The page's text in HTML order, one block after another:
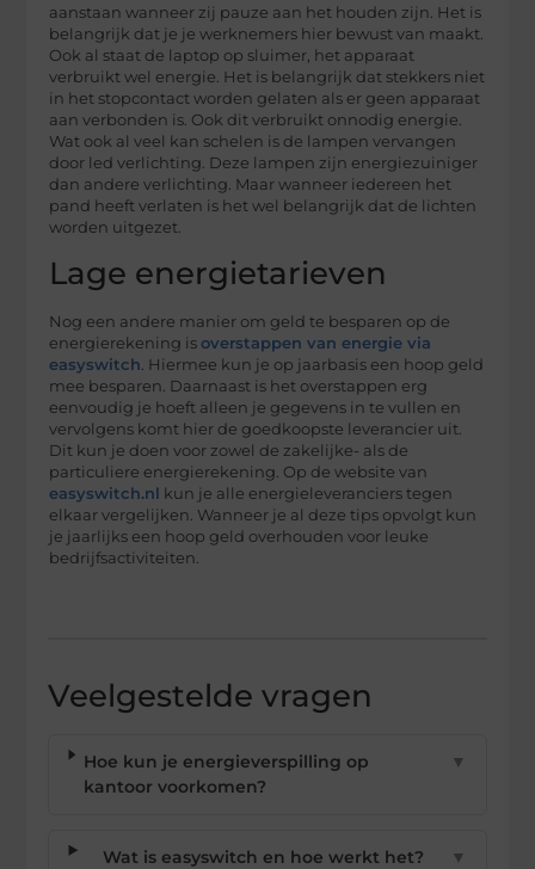
aanstaan wanneer zij pauze aan het houden zijn. Het is
belangrijk dat je je werknemers hier bewust van maakt.
Ook al staat de laptop op sluimer, het apparaat
verbruikt wel energie. Het is belangrijk dat stekkers niet
in het stopcontact worden gelaten als er geen apparaat
aan verbonden is. Ook dit verbruikt onnodig energie.
Wat ook al veel kan schelen is de lampen vervangen
door led verlichting. Deze lampen zijn energiezuiniger
dan andere verlichting. Maar wanneer iedereen het
pand heeft verlaten is het wel belangrijk dat de lichten
worden uitgezet.
Lage energietarieven
Nog een andere manier om geld te besparen op de
energierekening isoverstappen van energie via
easyswitch. Hiermee kun je op jaarbasis een hoop geld
mee besparen. Daarnaast is het overstappen erg
eenvoudig je hoeft alleen je gegevens in te vullen en
vervolgens komt hier de goedkoopste leverancier uit.
Dit kun je doen voor zowel de zakelijke- als de
particuliere energierekening. Op de website van
easyswitch.nl
kun je alle energieleveranciers tegen
elkaar vergelijken. Wanneer je al deze tips opvolgt kun
je jaarlijks een hoop geld overhouden voor leuke
bedrijfsactiviteiten.
Veelgestelde vragen
Hoe kun je energieverspilling op
kantoor voorkomen?
▼
Wat is easyswitch en hoe werkt het? ▼